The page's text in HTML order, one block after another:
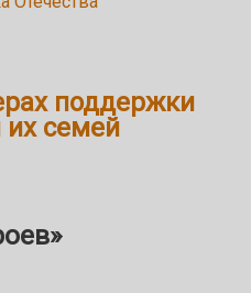
поддержки
их семей